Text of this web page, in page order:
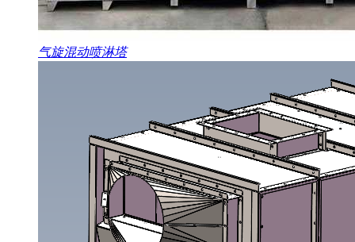
气旋混动喷淋塔